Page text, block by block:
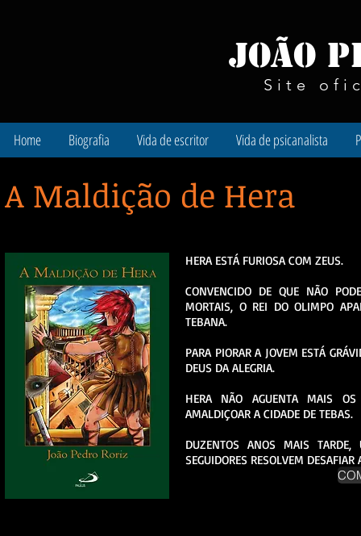
João
Site
Home Biografia Vida de escritor Vida de psicanalista
A Maldição de Hera
HERA ESTÁ FURIOSA COM ZEUS.
CONVENCIDO DE QUE NÃO
MORTAIS, O REI DO OLIMPO
TEBANA.
PARA PIORAR A JOVEM ESTÁ
DEUS DA ALEGRIA.
HERA NÃO AGUENTA MAIS
AMALDIÇOAR A CIDADE DE TEBAS.
DUZENTOS ANOS MAIS
SEGUIDORES RESOLVEM